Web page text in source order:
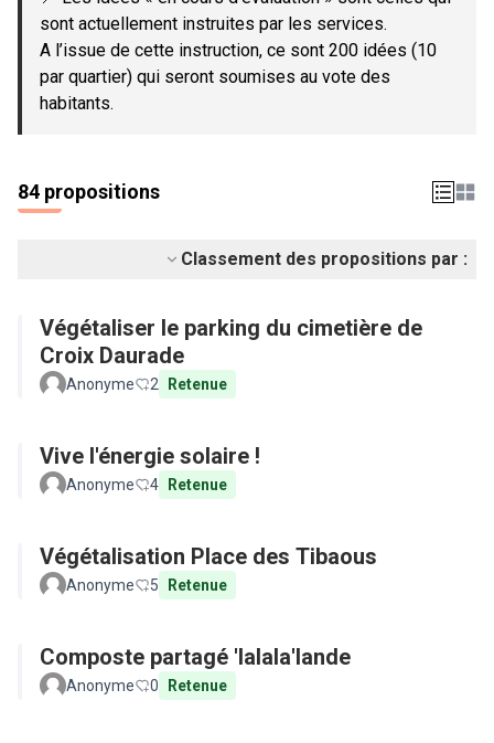
sont actuellement instruites par les services.
A l’issue de cette instruction, ce sont 200 idées (10
par quartier) qui seront soumises au vote des
habitants.
84 propositions
Classement des propositions par :
Végétaliser le parking du cimetière de
Croix Daurade
Anonyme 2 Retenue
Vive l'énergie solaire !
Anonyme 4 Retenue
Végétalisation Place des Tibaous
Anonyme 5 Retenue
Composte partagé 'lalala'lande
Anonyme 0 Retenue